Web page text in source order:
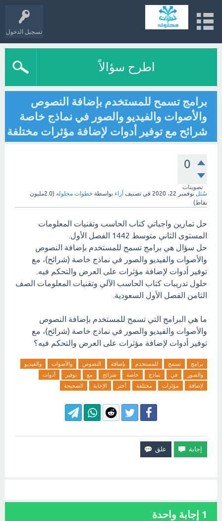
تسجيل الدخول
اطرح سؤالاً
برامج تسمح للمستخدم بإضافة النصوص
والأصوات والفيديو والصور في نماذج خاصة
شرائح مع توفير أدوات لإضافة مؤثرات مختلفة
0
تصويتات
سُئل نوفمبر 22، 2020 في تصنيف آراء بواسطة خطوات محلوله (2.0مليون
نقاط)
حل تمارين واجباتي كتاب الحاسب وتقنيات المعلومات
المستوى الثاني متوسط 1442 الفصل الأول.
حل سؤال هي برامج تسمح للمستخدم بإضافة النصوص
والأصوات والفيديو والصور في نماذج خاصة (شرائح)، مع
توفير أدوات لإضافة مؤثرات على العرض والتحكم فيه.
حلول تدريبات كتاب الحاسب الآلي وتقنيات المعلومات الصف
الثامن الفصل الأول السعودية.
ما هي البرامج التي تسمح للمستخدم بإضافة النصوص
والأصوات والفيديو والصور في نماذج خاصة (شرائح)، مع
توفير أدوات لإضافة مؤثرات على العرض والتحكم فيه؟
برامج تسمح للمستخدم بإضافة النصوص والأصوات
والفيديو
والصور
في نماذج خاصة شرائح مع توفير
أدوات
لإضافة
مؤثرات مختلفة أختر الإجابة الصحيحة
1 إجابة واحدة